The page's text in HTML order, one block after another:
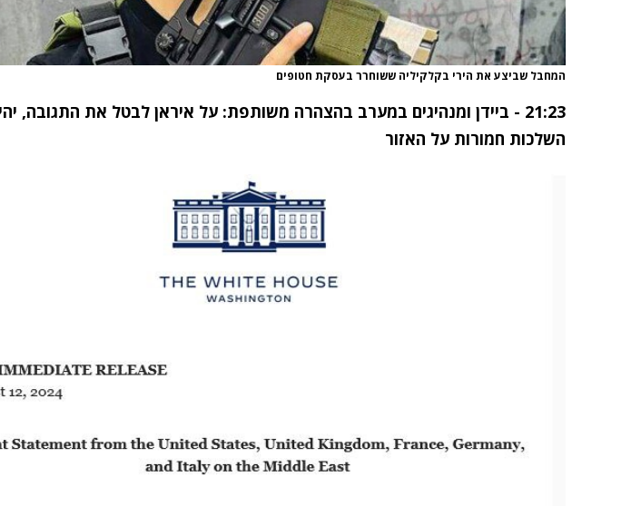
המחבל שביצע את הירי בקלקיליה ששוחרר בעסקת חטופים
21:23 - ביידן ומנהיגים במערב בהצהרה משותפת: על איראן לבטל את התגובה,
השלכות חמורות על האזור